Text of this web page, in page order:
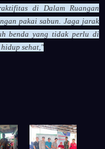
di Dalam Ruangan
pakai sabun. Jaga jarak
benda yang tidak perlu di
sehat,"